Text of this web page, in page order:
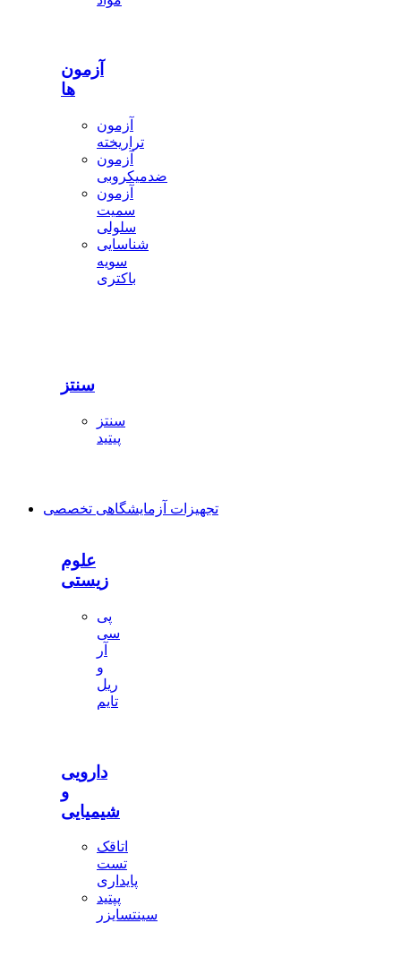
آزمون
ها
آزمون
تراریخته
آزمون
ضدمیکروبی
آزمون
سمیت
سلولی
شناسایی
سویه
باکتری
سنتز
سنتز
پیتید
تجهیزات آزمایشگاهی تخصصی
علوم
زیستی
پی
سی
آر
و
ریل
تایم
دارویی
و
شیمیایی
اتاقک
تست
پایداری
پپتید
سینتسایزر